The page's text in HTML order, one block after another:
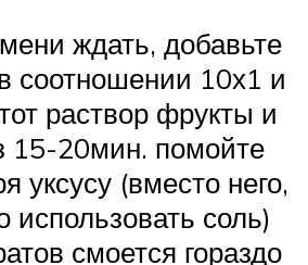
ждать, добавьте
соотношении 10х1 и
раствор фрукты и
15-20мин. помойте
уксусу (вместо него,
использовать соль)
смоется гораздо